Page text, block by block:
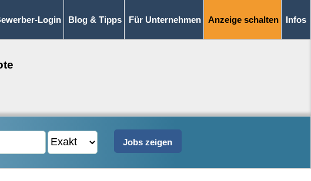
Login Blog & Tipps Für Unternehmen Anzeige schalten Infos